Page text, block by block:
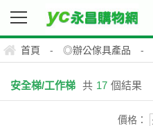
首頁 - ◎辦公傢具產品 -
安全梯/工作梯 共 17 個結果
價格：